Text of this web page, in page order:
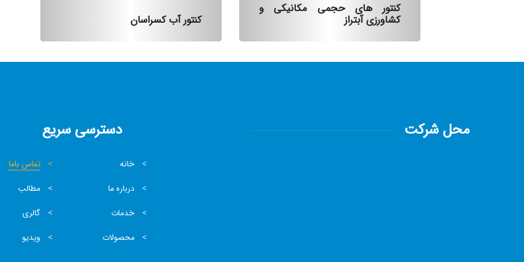
کنتور آب کسراسان
کنتور های حجمی مکانیکی و
کشاورزی آبتراز
دسترسی سریع
خانه
تماس باما
درباره ما
مطالب
خدمات
گالری
محصولات
ویدیو
محل شرکت